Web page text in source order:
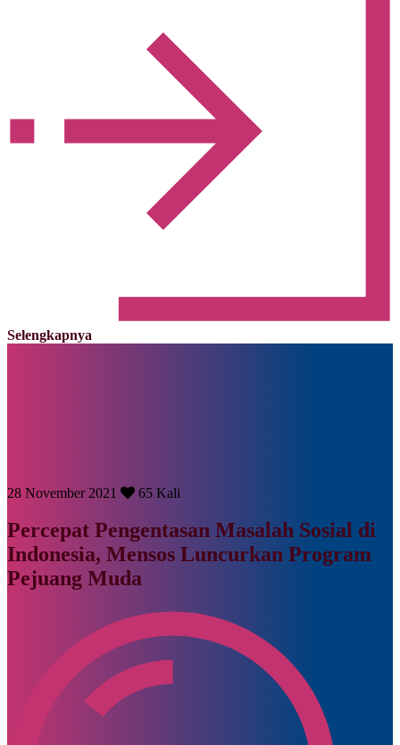
Selengkapnya
28 November 2021 65 Kali
Percepat Pengentasan Masalah Sosial di
Indonesia, Mensos Luncurkan Program
Pejuang Muda